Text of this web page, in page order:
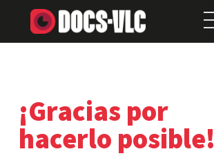
¡Gracias por
hacerlo posible!